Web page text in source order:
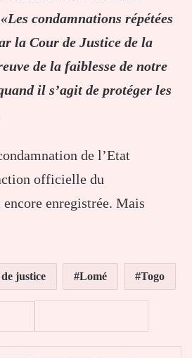
condamnations répétées
la Cour de Justice de la
de la faiblesse de notre
il s’agit de protéger les
de l’Etat
officielle du
encore enregistrée. Mais
justice Lomé Togo